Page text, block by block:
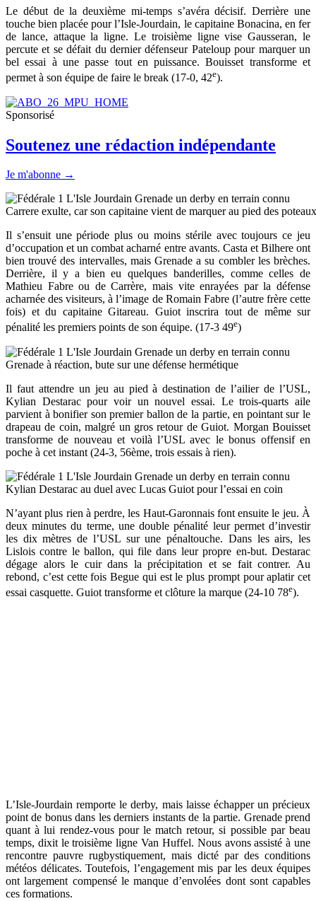
Le début de la deuxième mi-temps s’avéra décisif. Derrière une
touche bien placée pour l’Isle-Jourdain, le capitaine Bonacina, en fer
de lance, attaque la ligne. Le troisième ligne vise Gausseran, le
percute et se défait du dernier défenseur Pateloup pour marquer un
bel essai à une passe tout en puissance. Bouisset transforme et
permet à son équipe de faire le break (17-0, 42e).
Sponsorisé
Soutenez une rédaction indépendante
Je m'abonne →
Carrere exulte, car son capitaine vient de marquer au pied des poteaux
Il s’ensuit une période plus ou moins stérile avec toujours ce jeu
d’occupation et un combat acharné entre avants. Casta et Bilhere ont
bien trouvé des intervalles, mais Grenade a su combler les brèches.
Derrière, il y a bien eu quelques banderilles, comme celles de
Mathieu Fabre ou de Carrère, mais vite enrayées par la défense
acharnée des visiteurs, à l’image de Romain Fabre (l’autre frère cette
fois) et du capitaine Gitareau. Guiot inscrira tout de même sur
pénalité les premiers points de son équipe. (17-3 49e)
Grenade à réaction, bute sur une défense hermétique
Il faut attendre un jeu au pied à destination de l’ailier de l’USL,
Kylian Destarac pour voir un nouvel essai. Le trois-quarts aile
parvient à bonifier son premier ballon de la partie, en pointant sur le
drapeau de coin, malgré un gros retour de Guiot. Morgan Bouisset
transforme de nouveau et voilà l’USL avec le bonus offensif en
poche à cet instant (24-3, 56ème, trois essais à rien).
Kylian Destarac au duel avec Lucas Guiot pour l’essai en coin
N’ayant plus rien à perdre, les Haut-Garonnais font ensuite le jeu. À
deux minutes du terme, une double pénalité leur permet d’investir
les dix mètres de l’USL sur une pénaltouche. Dans les airs, les
Lislois contre le ballon, qui file dans leur propre en-but. Destarac
dégage alors le cuir dans la précipitation et se fait contrer. Au
rebond, c’est cette fois Begue qui est le plus prompt pour aplatir cet
essai casquette. Guiot transforme et clôture la marque (24-10 78e).
L’Isle-Jourdain remporte le derby, mais laisse échapper un précieux
point de bonus dans les derniers instants de la partie. Grenade prend
quant à lui rendez-vous pour le match retour, si possible par beau
temps, dixit le troisième ligne Van Huffel. Nous avons assisté à une
rencontre pauvre rugbystiquement, mais dicté par des conditions
météos délicates. Toutefois, l’engagement mis par les deux équipes
ont largement compensé le manque d’envolées dont sont capables
ces formations.